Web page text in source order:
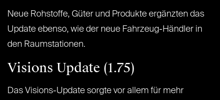
Neue Rohstoffe, Güter und Produkte ergänzten das
Update ebenso, wie der neue Fahrzeug-Händler in
den Raumstationen.
Visions Update (1.75)
Das Visions-Update sorgte vor allem für mehr